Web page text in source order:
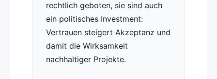
rechtlich geboten, sie sind auch
ein politisches Investment:
Vertrauen steigert Akzeptanz und
damit die Wirksamkeit
nachhaltiger Projekte.